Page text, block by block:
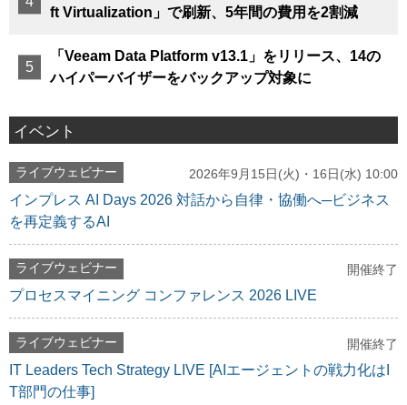
ft Virtualization」で刷新、5年間の費用を2割減
「Veeam Data Platform v13.1」をリリース、14の
ハイパーバイザーをバックアップ対象に
イベント
ライブウェビナー 2026年9月15日(火)・16日(水) 10:00
インプレス AI Days 2026 対話から自律・協働へ─ビジネス
を再定義するAI
ライブウェビナー 開催終了
プロセスマイニング コンファレンス 2026 LIVE
ライブウェビナー 開催終了
IT Leaders Tech Strategy LIVE [AIエージェントの戦力化はI
T部門の仕事]